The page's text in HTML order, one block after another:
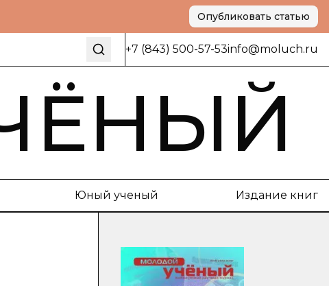
Опубликовать статью
+7 (843) 500-57-53info@moluch.ru
Юный ученый Издание книг